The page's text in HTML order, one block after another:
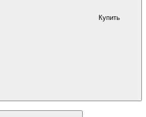
Купить